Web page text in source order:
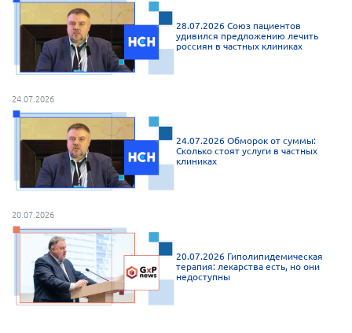
Самарская область СГОРС
Свердловская область
Смоленская область
Ставропольский край
Сахалинская область
Томская область
Тульская область
Ульяновская область
Челябинская область
Ярославская область
28.07.2026 Союз пациентов
удивился предложению лечить
россиян в частных клиниках
24.07.2026
24.07.2026 Обморок от суммы:
Сколько стоят услуги в частных
клиниках
20.07.2026
20.07.2026 Гиполипидемическая
терапия: лекарства есть, но они
недоступны